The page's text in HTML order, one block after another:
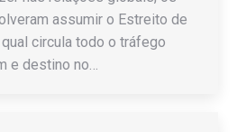
assumir o Estreito de
circula todo o tráfego
e destino no…